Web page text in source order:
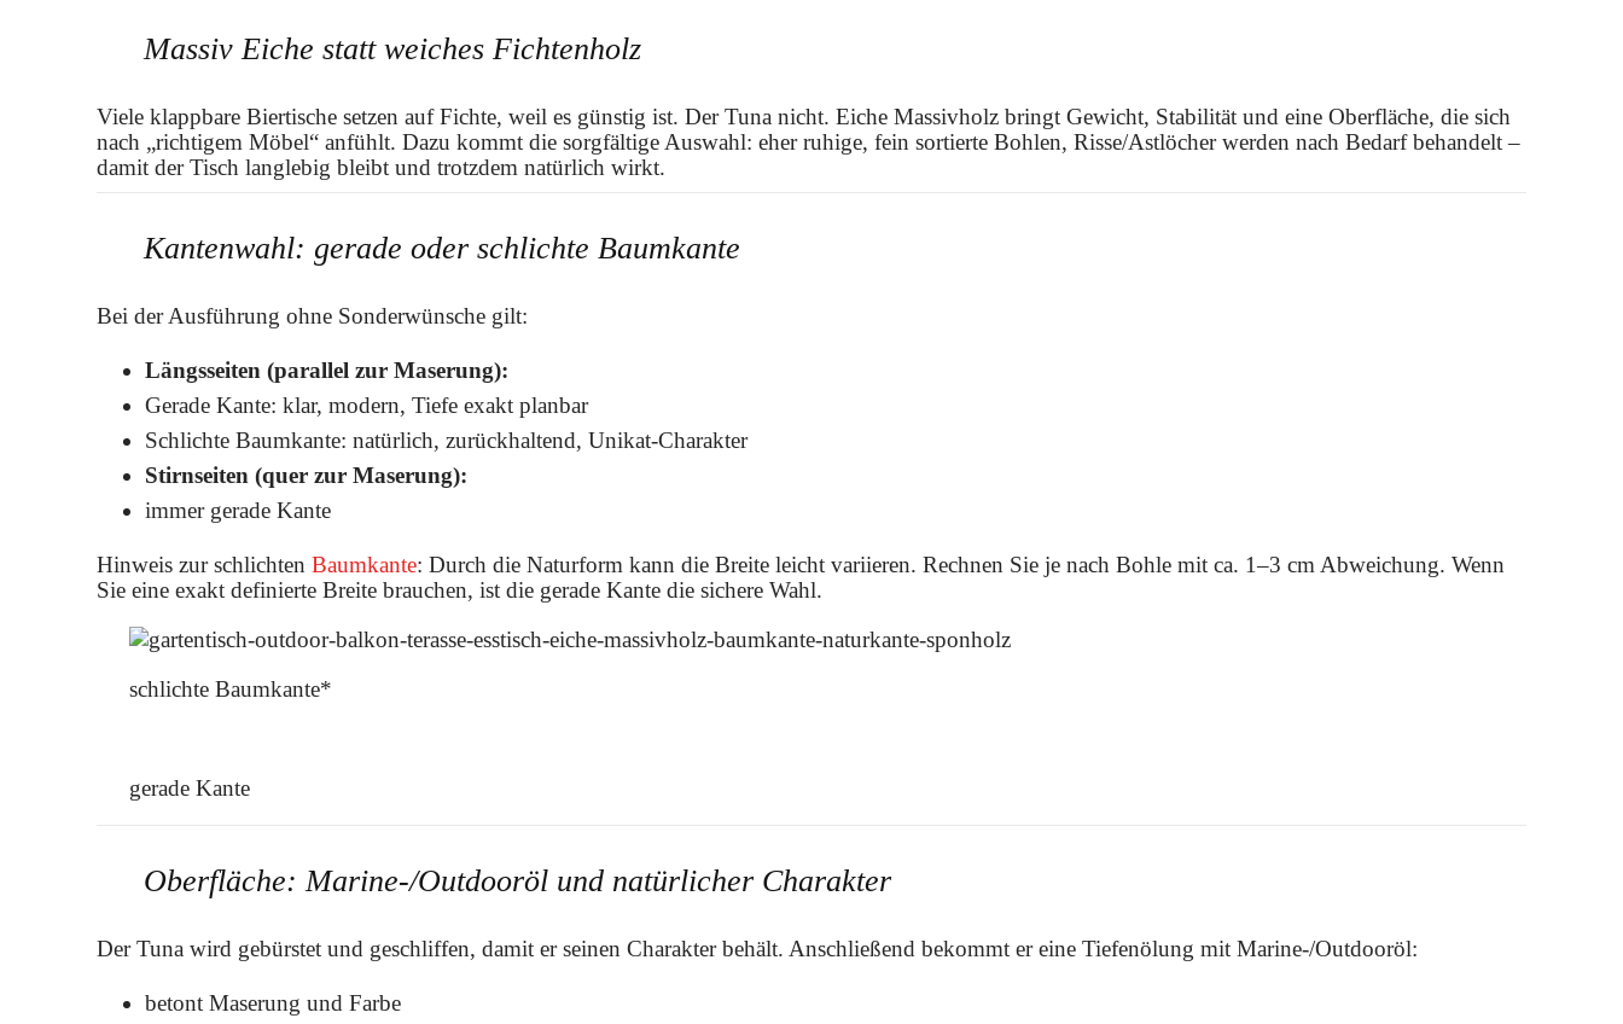
Massiv Eiche statt weiches Fichtenholz
Viele klappbare Biertische setzen auf Fichte, weil es günstig ist. Der Tuna nicht. Eiche Massivholz bringt Gewicht, Stabilität und eine Oberfläche, die sich
nach „richtigem Möbel“ anfühlt. Dazu kommt die sorgfältige Auswahl: eher ruhige, fein sortierte Bohlen, Risse/Astlöcher werden nach Bedarf behandelt –
damit der Tisch langlebig bleibt und trotzdem natürlich wirkt.
Kantenwahl: gerade oder schlichte Baumkante
Bei der Ausführung ohne Sonderwünsche gilt:
Längsseiten (parallel zur Maserung):
Gerade Kante: klar, modern, Tiefe exakt planbar
Schlichte Baumkante: natürlich, zurückhaltend, Unikat-Charakter
Stirnseiten (quer zur Maserung):
immer gerade Kante
Hinweis zur schlichten Baumkante: Durch die Naturform kann die Breite leicht variieren. Rechnen Sie je nach Bohle mit ca. 1–3 cm Abweichung. Wenn
Sie eine exakt definierte Breite brauchen, ist die gerade Kante die sichere Wahl.
schlichte Baumkante*
gerade Kante
Oberfläche: Marine-/Outdooröl und natürlicher Charakter
Der Tuna wird gebürstet und geschliffen, damit er seinen Charakter behält. Anschließend bekommt er eine Tiefenölung mit Marine-/Outdooröl:
betont Maserung und Farbe